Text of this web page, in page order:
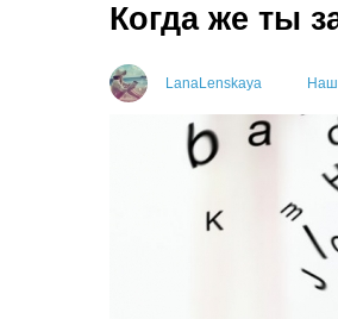
Когда же ты
LanaLenskaya